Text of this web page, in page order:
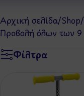
Αρχική σελίδα/Shop/
Προβολή όλων των
Φίλτρα